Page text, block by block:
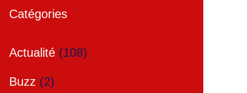
Catégories
Actualité (108)
Buzz (2)